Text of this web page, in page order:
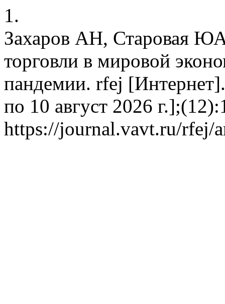
1.
Захаров АН, Старовая
торговли в мировой
пандемии. rfej
по 10 август 2026
https://journal.vavt.ru/rfej/